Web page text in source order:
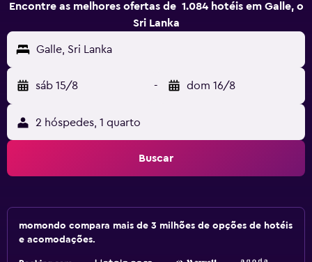
Encontre as melhores ofertas de 1.084 hotéis em Galle, o
Sri Lanka
Galle, Sri Lanka
sáb 15/8 - dom 16/8
2 hóspedes, 1 quarto
Buscar
momondo compara mais de 3 milhões de opções de hotéis
e acomodações.